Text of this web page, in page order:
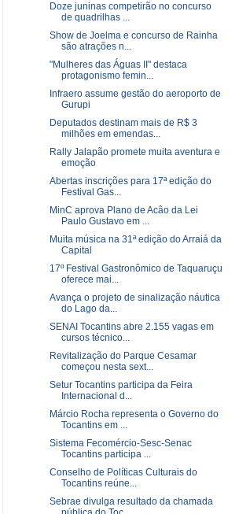
Doze juninas competirão no concurso
de quadrilhas ...
Show de Joelma e concurso de Rainha
são atrações n...
"Mulheres das Águas II" destaca
protagonismo femin...
Infraero assume gestão do aeroporto de
Gurupi
Deputados destinam mais de R$ 3
milhões em emendas...
Rally Jalapão promete muita aventura e
emoção
Abertas inscrições para 17ª edição do
Festival Gas...
MinC aprova Plano de Acâo da Lei
Paulo Gustavo em ...
Muita música na 31ª edição do Arraiá da
Capital
17º Festival Gastronômico de Taquaruçu
oferece mai...
Avança o projeto de sinalização náutica
do Lago da...
SENAI Tocantins abre 2.155 vagas em
cursos técnico...
Revitalização do Parque Cesamar
começou nesta sext...
Setur Tocantins participa da Feira
Internacional d...
Márcio Rocha representa o Governo do
Tocantins em ...
Sistema Fecomércio-Sesc-Senac
Tocantins participa ...
Conselho de Políticas Culturais do
Tocantins reúne...
Sebrae divulga resultado da chamada